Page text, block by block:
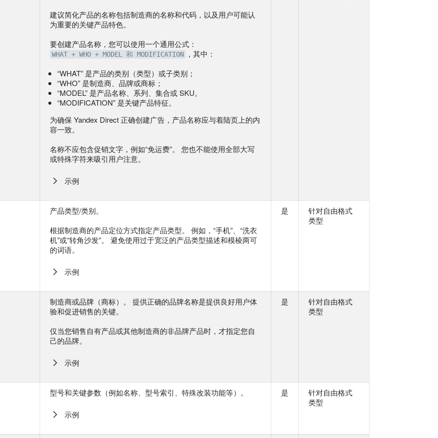
建议简化产品的名称包括制造商的名称和代码，以及用户可能认
为重要的关键产品特色。
要创建产品名称，您可以使用一个通用公式：
WHAT + WHO + MODEL 和 MODIFICATION
，其中：
“WHAT” 是产品的类别（类型）或子类别；
“WHO” 是制造商、品牌或商标；
“MODEL” 是产品名称、系列、集合或 SKU。
“MODIFICATION” 是关键产品特征。
为确保 Yandex Direct 正确创建广告，产品名称应与着陆页上的内
容一致。
名称不应包含促销文字，例如“免运费”。 您也不能使用全部大写
或特殊字符来吸引用户注意。
示例
产品类型/类别。
根据制造商的产品定位方式指定产品类型。 例如，“手机”、“洗衣
机”或“转角沙发”。 避免使用过于宽泛的产品类型描述和模棱两可
的词语。
示例
是
针对自由格式
类型
制造商或品牌（商标）。 提供正确的品牌名称是提供良好用户体
验和促进销售的关键。
仅当您销售自有产品或其他制造商的非品牌产品时，才指定您自
己的品牌。
示例
是
针对自由格式
类型
型号和关键参数（例如名称、型号索引、特殊改装功能等）。
示例
是
针对自由格式
类型